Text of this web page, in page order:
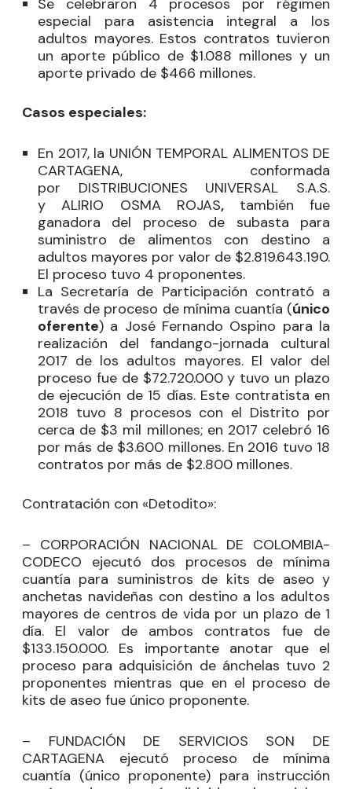
especial para asistencia integral a los
adultos mayores. Estos contratos tuvieron
un aporte público de $1.088 millones y un
aporte privado de $466 millones.
Casos especiales:
En 2017, la UNIÓN TEMPORAL ALIMENTOS DE
CARTAGENA, conformada
por DISTRIBUCIONES UNIVERSAL S.A.S.
y ALIRIO OSMA ROJAS, también fue
ganadora del proceso de subasta para
suministro de alimentos con destino a
adultos mayores por valor de $2.819.643.190.
El proceso tuvo 4 proponentes.
La Secretaría de Participación contrató a
través de proceso de mínima cuantía (único
oferente) a José Fernando Ospino para la
realización del fandango-jornada cultural
2017 de los adultos mayores. El valor del
proceso fue de $72.720.000 y tuvo un plazo
de ejecución de 15 días. Este contratista en
2018 tuvo 8 procesos con el Distrito por
cerca de $3 mil millones; en 2017 celebró 16
por más de $3.600 millones. En 2016 tuvo 18
contratos por más de $2.800 millones.
Contratación con «Detodito»:
– CORPORACIÓN NACIONAL DE COLOMBIA-
CODECO ejecutó dos procesos de mínima
cuantía para suministros de kits de aseo y
anchetas navideñas con destino a los adultos
mayores de centros de vida por un plazo de 1
día. El valor de ambos contratos fue de
$133.150.000. Es importante anotar que el
proceso para adquisición de ánchelas tuvo 2
proponentes mientras que en el proceso de
kits de aseo fue único proponente.
– FUNDACIÓN DE SERVICIOS SON DE
CARTAGENA ejecutó proceso de mínima
cuantía (único proponente) para instrucción